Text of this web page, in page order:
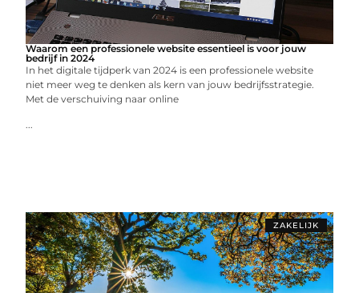
Waarom een professionele website essentieel is voor jouw
bedrijf in 2024
In het digitale tijdperk van 2024 is een professionele website
niet meer weg te denken als kern van jouw bedrijfsstrategie.
Met de verschuiving naar online
...
ZAKELIJK